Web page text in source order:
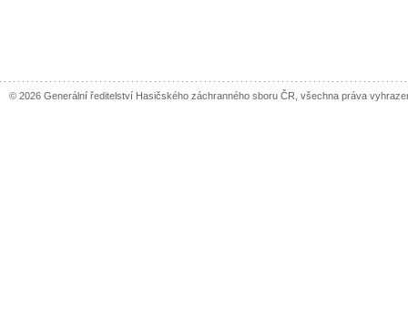
© 2026 Generální ředitelství Hasičského záchranného sboru ČR, všechna práva